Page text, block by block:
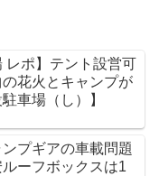
レポ】テント設営可
花火とキャンプが
車場（し）】
ンプギアの車載問題
ーフボックスは1